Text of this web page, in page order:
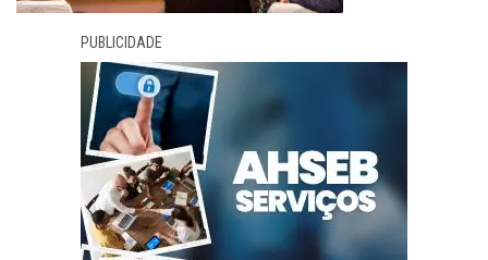
PUBLICIDADE